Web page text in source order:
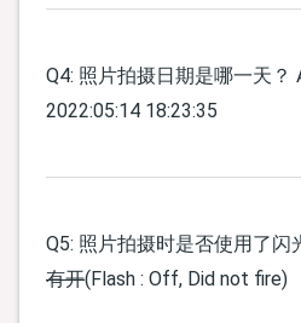
Q4: 照片拍摄日期是哪一天？
2022:05:14 18:23:35
Q5: 照片拍摄时是否使用了闪
有开(Flash : Off, Did not fire)